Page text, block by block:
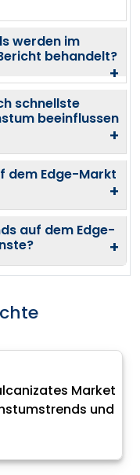
werden im
behandelt?
+
schnellste
beeinflussen
+
dem Edge-Markt
+
auf dem Edge-
+
Market
und